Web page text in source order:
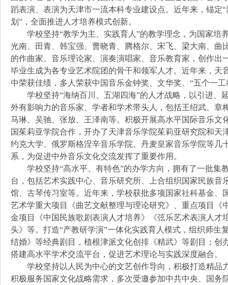
蹈表演、表演为天津市一流本科专业建设点。近年来，锚定
划”，全面推进人才培养模式创新。
学校坚持“教学为主、实践育人”的教学理念，为国家培
光南、田青、韩宝强、曹晓青、腾格尔、宋飞、梁大南、曲
的作曲家、音乐理论家、演奏演唱家、音乐教育家，创作出
毕业生成为各专业艺术院团的骨干和领军人才。近年来，天
中荣获佳绩，多人荣获中国音乐金钟奖、文华奖、“五个一
学校坚持“海纳百川、五湖四海”的人才战略，以引进、
外有影响力的音乐家、学者和学术带头人，包括王绍武、章
马琳、吴驰、张放、王泽南等。积极开展高水平国际音乐文
国茱莉亚学院合作，开办了天津音乐学院茱莉亚研究院和天
约克大学、俄罗斯格涅辛音乐学院、丹麦皇家音乐学院等几
系，为促进中外音乐文化交流发挥了重要作用。
学校坚持“高水平、有特色”的办学方向，拥有了一批集
台，包括艺术实践中心、音乐研究所、上合组织国家民族音
馆、古琴传习室等。近年来，学校获批多项国家社科基金、
艺术学重大项目《曲艺文献整理与理论研究》、重点项目《
金项目《中国民族歌剧表演人才培养》《弦乐艺术表演人才
头》等。打造“产教研学演”一体化实践育人模式，组织师生
结婚》等经典剧目，植根津派文化创排《精武》等剧目；创
搭建高水平学术交流平台，促进艺术理论与实践深度融合。
学校坚持以人民为中心的文艺创作导向，积极打造精品
积极服务国家文化战略需求，多次受邀参加中共中央、国务